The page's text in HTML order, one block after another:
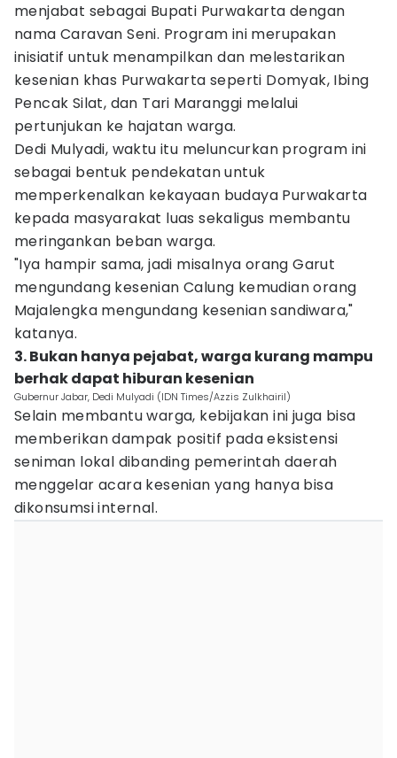
menjabat sebagai Bupati Purwakarta dengan
nama Caravan Seni. Program ini merupakan
inisiatif untuk menampilkan dan melestarikan
kesenian khas Purwakarta seperti Domyak, Ibing
Pencak Silat, dan Tari Maranggi melalui
pertunjukan ke hajatan warga.
Dedi Mulyadi, waktu itu meluncurkan program ini
sebagai bentuk pendekatan untuk
memperkenalkan kekayaan budaya Purwakarta
kepada masyarakat luas sekaligus membantu
meringankan beban warga.
"Iya hampir sama, jadi misalnya orang Garut
mengundang kesenian Calung kemudian orang
Majalengka mengundang kesenian sandiwara,"
katanya.
3. Bukan hanya pejabat, warga kurang mampu
berhak dapat hiburan kesenian
Gubernur Jabar, Dedi Mulyadi (IDN Times/Azzis Zulkhairil)
Selain membantu warga, kebijakan ini juga bisa
memberikan dampak positif pada eksistensi
seniman lokal dibanding pemerintah daerah
menggelar acara kesenian yang hanya bisa
dikonsumsi internal.